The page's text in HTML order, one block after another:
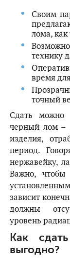
Своим
лома,
технику
время
точный
Сдать можно
черный лом –
изделия,
период.
нержавейку,
Важно, чтобы
зависит
должны
уровень
Как
выгодно?